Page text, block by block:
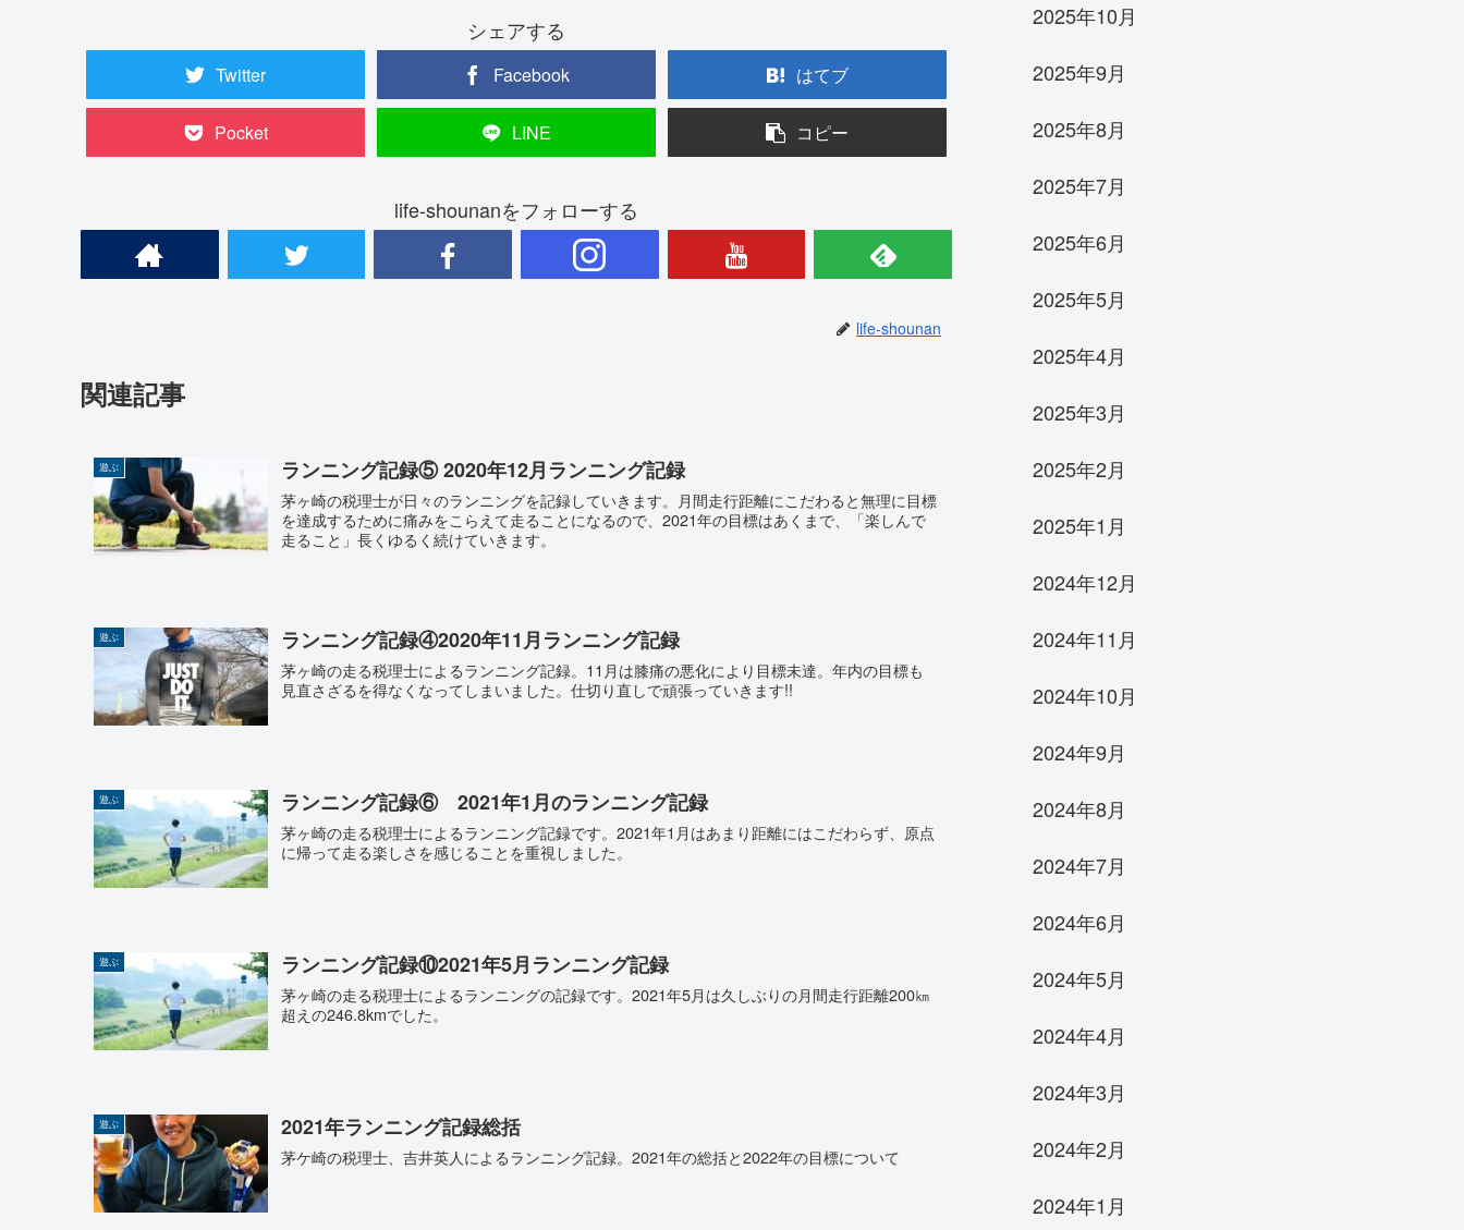
シェアする
Twitter Facebook はてブ
Pocket LINE コピー
life-shounanをフォローする
life-shounan
関連記事
遊ぶ ランニング記録⑤ 2020年12月ランニング記録
茅ヶ崎の税理士が日々のランニングを記録していきます。月間走行距離にこだわると無理に目標
を達成するために痛みをこらえて走ることになるので、2021年の目標はあくまで、「楽しんで
走ること」長くゆるく続けていきます。
遊ぶ ランニング記録④2020年11月ランニング記録
茅ヶ崎の走る税理士によるランニング記録。11月は膝痛の悪化により目標未達。年内の目標も
見直さざるを得なくなってしまいました。仕切り直しで頑張っていきます!!
遊ぶ ランニング記録⑥ 2021年1月のランニング記録
茅ヶ崎の走る税理士によるランニング記録です。2021年1月はあまり距離にはこだわらず、原点
に帰って走る楽しさを感じることを重視しました。
遊ぶ ランニング記録⑩2021年5月ランニング記録
茅ヶ崎の走る税理士によるランニングの記録です。2021年5月は久しぶりの月間走行距離200㎞
超えの246.8kmでした。
遊ぶ 2021年ランニング記録総括
茅ケ崎の税理士、吉井英人によるランニング記録。2021年の総括と2022年の目標について
2025年10月
2025年9月
2025年8月
2025年7月
2025年6月
2025年5月
2025年4月
2025年3月
2025年2月
2025年1月
2024年12月
2024年11月
2024年10月
2024年9月
2024年8月
2024年7月
2024年6月
2024年5月
2024年4月
2024年3月
2024年2月
2024年1月